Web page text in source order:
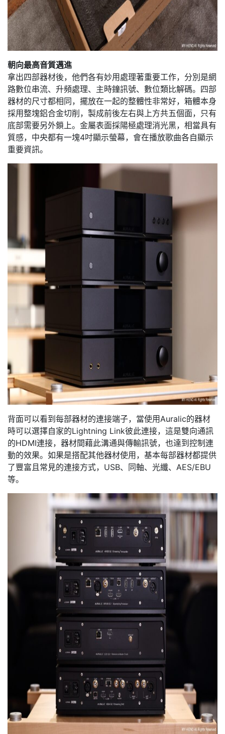
朝向最高音質邁進
拿出四部器材後，他們各有妙用處理著重要工作，分別是網
路數位串流、升頻處理、主時鐘訊號、數位類比解碼。四部
器材的尺寸都相同，擺放在一起的整體性非常好，箱體本身
採用整塊鋁合金切削，製成前後左右與上方共五個面，只有
底部需要另外鎖上。金屬表面採陽極處理消光黑，相當具有
質感，中央都有一塊4吋顯示螢幕，會在播放歌曲各自顯示
重要資訊。
背面可以看到每部器材的連接端子，當使用Auralic的器材
時可以選擇自家的Lightning Link彼此連接，這是雙向通訊
的HDMI連接，器材間藉此溝通與傳輸訊號，也達到控制連
動的效果。如果是搭配其他器材使用，基本每部器材都提供
了豐富且常見的連接方式，USB、同軸、光纖、AES/EBU
等。